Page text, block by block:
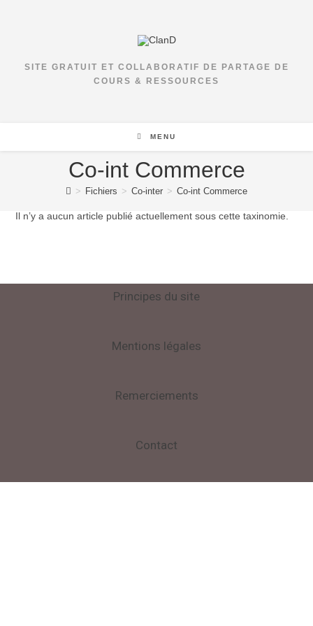
SITE GRATUIT ET COLLABORATIF DE PARTAGE DE
COURS & RESSOURCES
MENU
Co-int Commerce
> Fichiers > Co-inter > Co-int Commerce
Il n’y a aucun article publié actuellement sous cette taxinomie.
Principes du site
Mentions légales
Remerciements
Contact